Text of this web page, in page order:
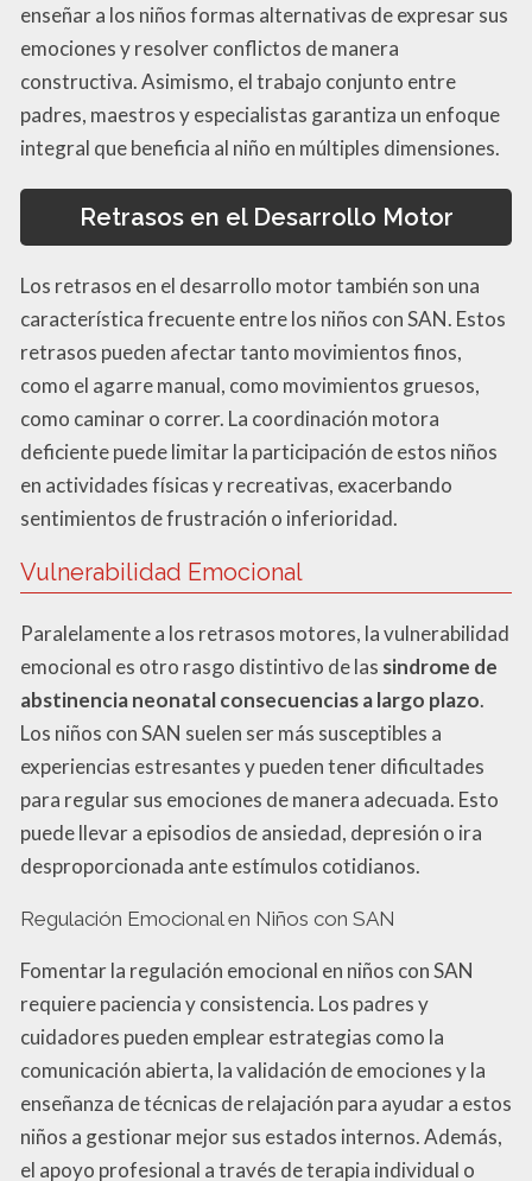
enseñar a los niños formas alternativas de expresar sus
emociones y resolver conflictos de manera
constructiva. Asimismo, el trabajo conjunto entre
padres, maestros y especialistas garantiza un enfoque
integral que beneficia al niño en múltiples dimensiones.
Retrasos en el Desarrollo Motor
Los retrasos en el desarrollo motor también son una
característica frecuente entre los niños con SAN. Estos
retrasos pueden afectar tanto movimientos finos,
como el agarre manual, como movimientos gruesos,
como caminar o correr. La coordinación motora
deficiente puede limitar la participación de estos niños
en actividades físicas y recreativas, exacerbando
sentimientos de frustración o inferioridad.
Vulnerabilidad Emocional
Paralelamente a los retrasos motores, la vulnerabilidad
emocional es otro rasgo distintivo de las sindrome de
abstinencia neonatal consecuencias a largo plazo.
Los niños con SAN suelen ser más susceptibles a
experiencias estresantes y pueden tener dificultades
para regular sus emociones de manera adecuada. Esto
puede llevar a episodios de ansiedad, depresión o ira
desproporcionada ante estímulos cotidianos.
Regulación Emocional en Niños con SAN
Fomentar la regulación emocional en niños con SAN
requiere paciencia y consistencia. Los padres y
cuidadores pueden emplear estrategias como la
comunicación abierta, la validación de emociones y la
enseñanza de técnicas de relajación para ayudar a estos
niños a gestionar mejor sus estados internos. Además,
el apoyo profesional a través de terapia individual o